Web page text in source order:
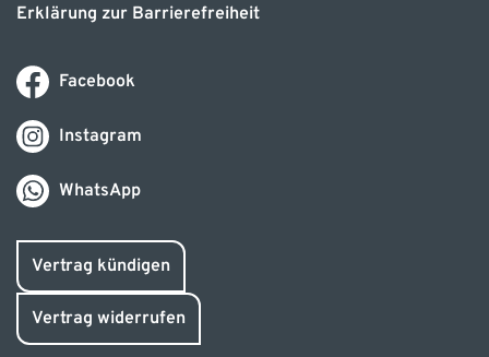
Erklärung zur Barrierefreiheit
Facebook
Instagram
WhatsApp
Vertrag kündigen
Vertrag widerrufen